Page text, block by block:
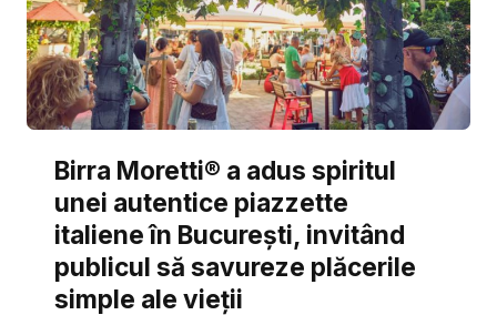
Birra Moretti® a adus spiritul
unei autentice piazzette
italiene în București, invitând
publicul să savureze plăcerile
simple ale vieții